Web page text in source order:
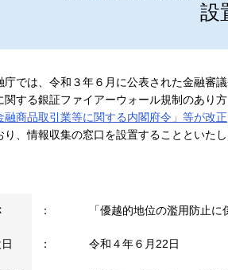
設
庁では、令和３年６月に公表された金融審
関する銀証ファイアーウォール規制のあり方
融商品取引業等に関する内閣府令」等が改正
り、情報収集の窓口を設置することといたし
： 「優越的地位の濫用防止に
： 令和４年６月22日